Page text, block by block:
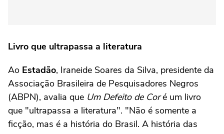
Livro que ultrapassa a literatura
Ao Estadão, Iraneide Soares da Silva, presidente da
Associação Brasileira de Pesquisadores Negros
(ABPN), avalia que Um Defeito de Coré um livro
que "ultrapassa a literatura". "Não é somente a
ficção, mas é a história do Brasil. A história das